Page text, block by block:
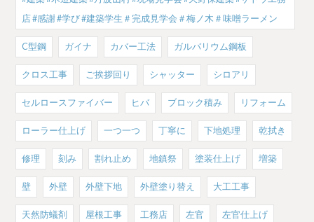
店 #感謝 #学び #建築学生＃完成見学会＃梅ノ木＃味噌ラーメン
C型鋼 ガイナ カバー工法 ガルバリウム鋼板
クロス工事 ご挨拶回り シャッター シロアリ
セルロースファイバー ヒバ ブロック積み リフォーム
ローラー仕上げ 一つ一つ 丁寧に 下地処理 乾拭き
修理 刻み 割れ止め 地鎮祭 塗装仕上げ 増築
壁 外壁 外壁下地 外壁塗り替え 大工工事
天然防蟻剤 屋根工事 工務店 左官 左官仕上げ